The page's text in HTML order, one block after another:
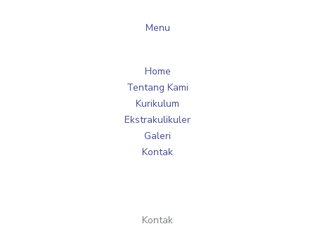
Menu
Home
Tentang Kami
Kurikulum
Ekstrakulikuler
Galeri
Kontak
Kontak